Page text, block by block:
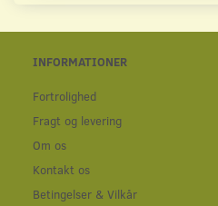
INFORMATIONER
Fortrolighed
Fragt og levering
Om os
Kontakt os
Betingelser & Vilkår